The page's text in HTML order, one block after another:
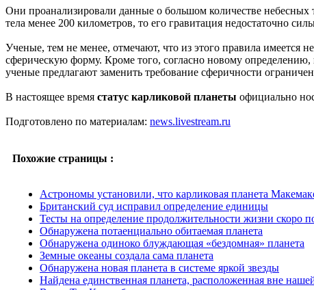
Они проанализировали данные о большом количестве
тела менее 200 километров, то его гравитация недостаточно
Ученые, тем не менее, отмечают, что из этого правила имеется
сферическую форму. Кроме того, согласно новому определению,
ученые предлагают заменить требование сферичности
В настоящее время статус карликовой планеты официально
Подготовлено по материалам: news.livestream.ru
Похожие страницы :
Астрономы установили, что карликовая планета
Британский суд исправил определение единицы
Тесты на определение продолжительности жизни скоро
Обнаружена потаенциально обитаемая планета
Обнаружена одиноко блуждающая «бездомная» планета
Земные океаны создала сама планета
Обнаружена новая планета в системе яркой звезды
Найдена единственная планета, расположенная вне